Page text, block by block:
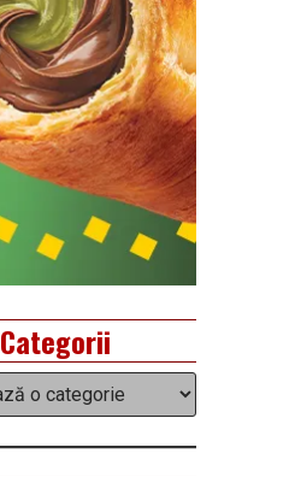
Categorii